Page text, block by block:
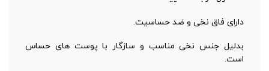
دارای فاق نخی و ضد حساسیت.
بدلیل جنس نخی مناسب و سازگار با پوست های حساس
است.